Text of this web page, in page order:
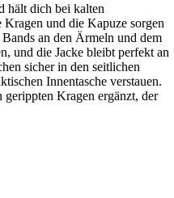
hält dich bei kalten
und die Kapuze sorgen
an den Ärmeln und dem
und die Jacke bleibt perfekt an
sicher in den seitlichen
Innentasche verstauen.
Kragen ergänzt, der